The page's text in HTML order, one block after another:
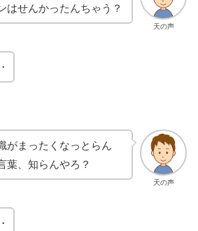
天の声
はせんかったんちゃう？
天の声
がまったくなっとらん
葉、知らんやろ？